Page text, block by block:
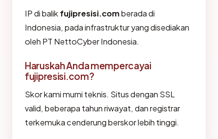
IP di balik fujipresisi.comberada di
Indonesia, pada infrastruktur yang disediakan
oleh PT NettoCyber Indonesia.
Haruskah Anda mempercayai
fujipresisi.com?
Skor kami murni teknis. Situs dengan SSL
valid, beberapa tahun riwayat, dan registrar
terkemuka cenderung berskor lebih tinggi.